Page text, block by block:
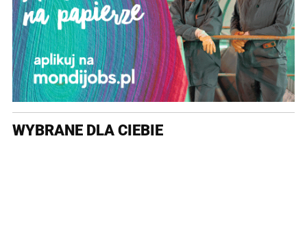
WYBRANE DLA CIEBIE